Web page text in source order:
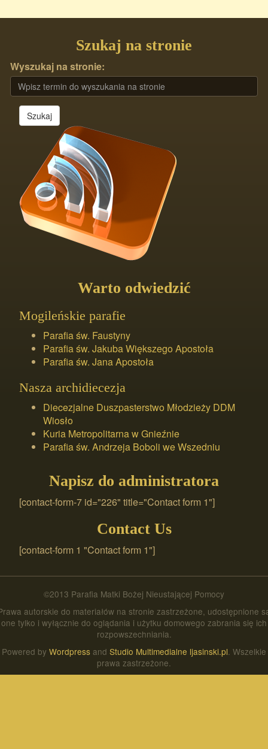
Szukaj na stronie
Wyszukaj na stronie:
Szukaj
Warto odwiedzić
Mogileńskie parafie
Parafia św. Faustyny
Parafia św. Jakuba Większego Apostoła
Parafia św. Jana Apostoła
Nasza archidiecezja
Diecezjalne Duszpasterstwo Młodzieży DDM
Wiosło
Kuria Metropolitarna w Gnieźnie
Parafia św. Andrzeja Boboli we Wszedniu
Napisz do administratora
[contact-form-7 id="226" title="Contact form 1"]
Contact Us
[contact-form 1 "Contact form 1"]
©2013 Parafia Matki Bożej Nieustającej Pomocy
autorskie do materiałów na stronie zastrzeżone, udostępnione
one tylko i wyłącznie do oglądania i użytku domowego zabrania się ich
rozpowszechniania.
Powered by Wordpress and Studio Multimedialne ljasinski.pl. Wszelkie
prawa zastrzeżone.